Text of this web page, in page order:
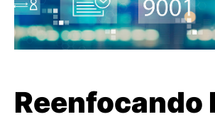
Buscar Enviar
Reenfocando